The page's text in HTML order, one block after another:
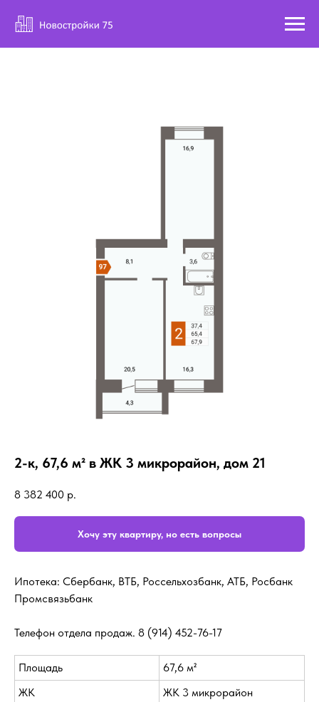
2-к, 67,6 м² в ЖК 3 микрорайон, дом 21
8 382 400 р.
Хочу эту квартиру, но есть вопросы
Ипотека: Сбербанк, ВТБ, Россельхозбанк, АТБ, Росбанк
Промсвязьбанк
Телефон отдела продаж. 8 (914) 452-76-17
Площадь
67,6 м²
ЖК
ЖК 3 микрорайон